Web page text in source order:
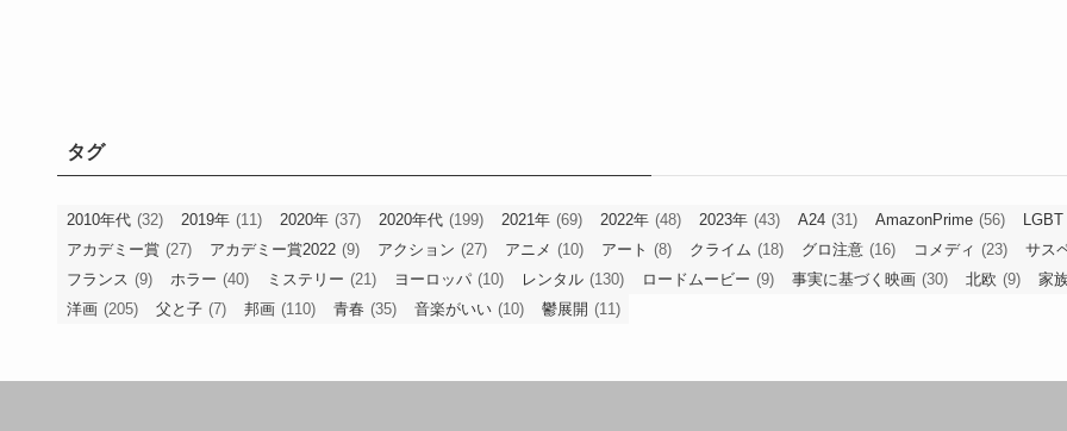
タグ
2010年代 (32) 2019年 (11) 2020年 (37) 2020年代 (199) 2021年 (69) 2022年 (48) 2023年 (43) A24 (31) AmazonPrime (56) LGBT
アカデミー賞 (27) アカデミー賞2022 (9) アクション (27) アニメ (10) アート (8) クライム (18) グロ注意 (16) コメディ (23)
サス
フランス (9) ホラー (40) ミステリー (21) ヨーロッパ (10) レンタル (130) ロードムービー (9) 事実に基づく映画 (30) 北欧 (9)
家
洋画 (205) 父と子 (7) 邦画 (110) 青春 (35) 音楽がいい (10) 鬱展開 (11)